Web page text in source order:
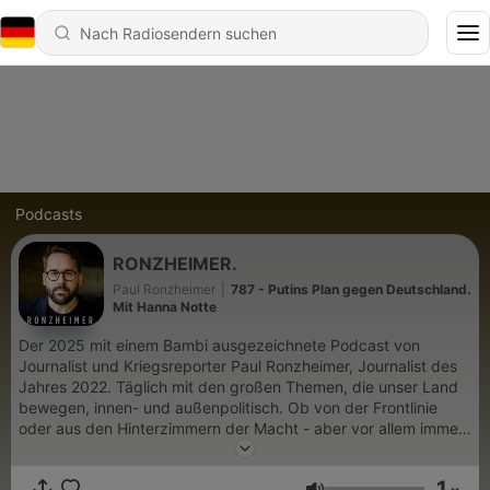
Podcasts
RONZHEIMER.
Paul Ronzheimer
787 - Putins Plan gegen Deutschland.
Mit Hanna Notte
Der 2025 mit einem Bambi ausgezeichnete Podcast von
Journalist und Kriegsreporter Paul Ronzheimer, Journalist des
Jahres 2022. Täglich mit den großen Themen, die unser Land
bewegen, innen- und außenpolitisch. Ob von der Frontlinie
oder aus den Hinterzimmern der Macht - aber vor allem immer
ganz nah dran. Paul gibt Euch Einblicke in die wichtigsten